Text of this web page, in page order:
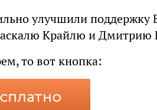
улучшили поддержку
Крайлю и Дмитрию
то вот кнопка: